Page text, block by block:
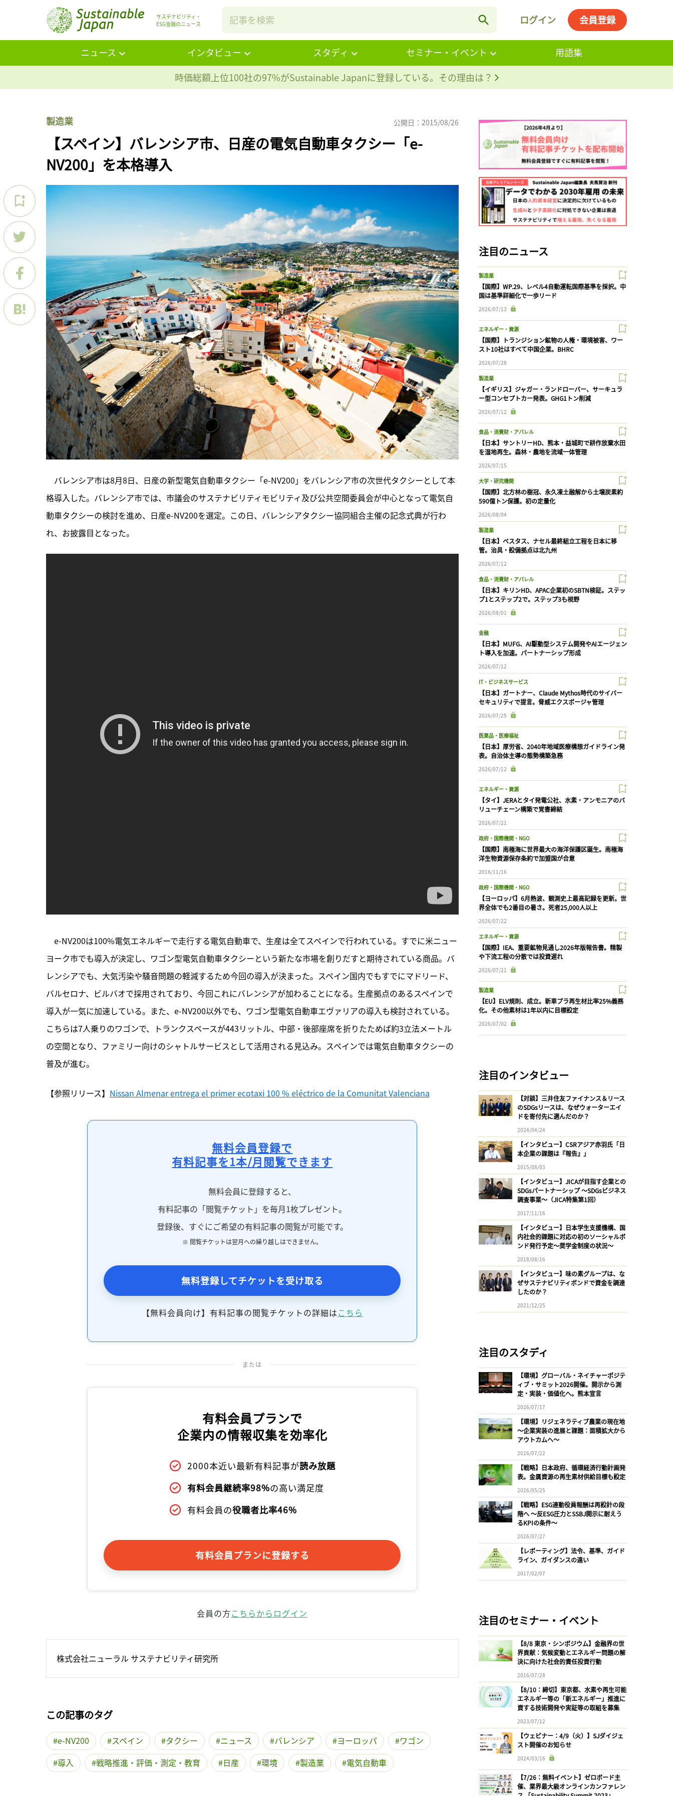
サステナビリティ・
ESG金融のニュース
ログイン 会員登録
ニュース インタビュー スタディ セミナー・イベント
用語集
時価総額上位100社の97%がSustainable Japanに登録している。その理由は？
製造業 公開日：2015/08/26
【スペイン】バレンシア市、日産の電気自動車タクシー「e-
NV200」を本格導入
バレンシア市は8月8日、日産の新型電気自動車タクシー「e-NV200」をバレンシア市の次世代タクシーとして本
格導入した。バレンシア市では、市議会のサステナビリティモビリティ及び公共空間委員会が中心となって電気自
動車タクシーの検討を進め、日産e-NV200を選定。この日、バレンシアタクシー協同組合主催の記念式典が行わ
れ、お披露目となった。
e-NV200は100%電気エネルギーで走行する電気自動車で、生産は全てスペインで行われている。すでに米ニュー
ヨーク市でも導入が決定し、ワゴン型電気自動車タクシーという新たな市場を創りだすと期待されている商品。バ
レンシアでも、大気汚染や騒音問題の軽減するため今回の導入が決まった。スペイン国内でもすでにマドリード、
バルセロナ、ビルバオで採用されており、今回これにバレンシアが加わることになる。生産拠点のあるスペインで
導入が一気に加速している。また、e-NV200以外でも、ワゴン型電気自動車エヴァリアの導入も検討されている。
こちらは7人乗りのワゴンで、トランクスペースが443リットル、中部・後部座席を折りたためば約3立法メートル
の空間となり、ファミリー向けのシャトルサービスとして活用される見込み。スペインでは電気自動車タクシーの
普及が進む。
【参照リリース】 Nissan Almenar entrega el primer ecotaxi 100 % eléctrico de la Comunitat Valenciana
無料会員登録で
有料記事を1本/月閲覧できます
無料会員に登録すると、
有料記事の「閲覧チケット」を毎月1枚プレゼント。
登録後、すぐにご希望の有料記事の閲覧が可能です。
※ 閲覧チケットは翌月への繰り越しはできません。
無料登録してチケットを受け取る
【無料会員向け】有料記事の閲覧チケットの詳細はこちら
または
有料会員プランで
企業内の情報収集を効率化
2000本近い最新有料記事が読み放題
有料会員継続率98%の高い満足度
有料会員の役職者比率46%
有料会員プランに登録する
会員の方こちらからログイン
株式会社ニューラル サステナビリティ研究所
この記事のタグ
e-NV200 スペイン タクシー ニュース バレンシア ヨーロッパ
ワゴン
導入
戦略推進・評価・測定・教育 日産 環境 製造業 電気自動車
注目のニュース
製造業
【国際】WP.29、レベル4自動運転国際基準を採択。中
国は基準詳細化で一歩リード
2026/07/13
エネルギー・資源
【国際】トランジション鉱物の人権・環境被害、ワー
スト10社はすべて中国企業。BHRC
2026/07/28
製造業
【イギリス】ジャガー・ランドローバー、サーキュラ
ー型コンセプトカー発表。GHG1トン削減
2026/07/12
食品・消費財・アパレル
【日本】サントリーHD、熊本・益城町で耕作放棄水田
を湿地再生。森林・農地を流域一体管理
2026/07/15
大学・研究機関
【国際】北方林の樹冠、永久凍土融解から土壌炭素約
590億トン保護。初の定量化
2026/08/04
製造業
【日本】ベスタス、ナセル最終組立工程を日本に移
管。治具・設備拠点は北九州
2026/07/12
食品・消費財・アパレル
【日本】キリンHD、APAC企業初のSBTN検証。ステッ
プ1とステップ2で。ステップ3も視野
2026/08/01
金融
【日本】MUFG、AI駆動型システム開発やAIエージェン
ト導入を加速。パートナーシップ形成
2026/07/12
IT・ビジネスサービス
【日本】ガートナー、Claude Mythos時代のサイバー
セキュリティで提言。脅威エクスポージャ管理
2026/07/25
医薬品・医療福祉
【日本】厚労省、2040年地域医療構想ガイドライン発
表。自治体主導の態勢構築急務
2026/07/12
エネルギー・資源
【タイ】JERAとタイ発電公社、水素・アンモニアのバ
リューチェーン構築で覚書締結
2026/07/21
政府・国際機関・NGO
【国際】南極海に世界最大の海洋保護区誕生。南極海
洋生物資源保存条約で加盟国が合意
2016/11/16
政府・国際機関・NGO
【ヨーロッパ】6月熱波、観測史上最高記録を更新。世
界全体でも2番目の暑さ。死者25,000人以上
2026/07/22
エネルギー・資源
【国際】IEA、重要鉱物見通し2026年版報告書。精製
や下流工程の分散では投資遅れ
2026/07/21
製造業
【EU】ELV規則、成立。新車プラ再生材比率25%義務
化。その他素材は1年以内に目標設定
2026/07/02
注目のインタビュー
【対談】三井住友ファイナンス＆リース
のSDGsリースは、なぜウォーターエイ
ドを寄付先に選んだのか？
2024/04/24
【インタビュー】CSRアジア赤羽氏「日
本企業の課題は『報告』」
2015/08/03
【インタビュー】JICAが目指す企業との
SDGsパートナーシップ 〜SDGsビジネス
調査事業〜（JICA特集第1回）
2017/11/16
【インタビュー】日本学生支援機構、国
内社会的課題に対応の初のソーシャルボ
ンド発行予定〜奨学金制度の状況〜
2018/08/16
【インタビュー】味の素グループは、な
ぜサステナビリティボンドで資金を調達
したのか？
2021/12/25
注目のスタディ
【環境】グローバル・ネイチャーポジテ
ィブ・サミット2026開催。開示から測
定・実装・価値化へ。熊本宣言
2026/07/17
【環境】リジェネラティブ農業の現在地
〜企業実装の進展と課題：面積拡大から
アウトカムへ〜
2026/07/22
【戦略】日本政府、循環経済行動計画発
表。金属資源の再生素材供給目標も設定
2026/05/25
【戦略】ESG連動役員報酬は再設計の段
階へ 〜反ESG圧力とSSBJ開示に耐えう
るKPIの条件〜
2026/07/27
【レポーティング】法令、基準、ガイド
ライン、ガイダンスの違い
2017/02/07
注目のセミナー・イベント
【8/8 東京・シンポジウム】金融界の世
界貢献：気候変動とエネルギー問題の解
決に向けた社会的責任投資行動
2016/07/28
【8/10：締切】東京都、水素や再生可能
エネルギー等の「新エネルギー」推進に
資する技術開発や実証等の取組を募集
2023/07/12
【ウェビナー：4/9（火）】SJダイジェ
スト開催のお知らせ
2024/03/16
【7/26：無料イベント】ゼロボード主
催、業界最大級オンラインカンファレン